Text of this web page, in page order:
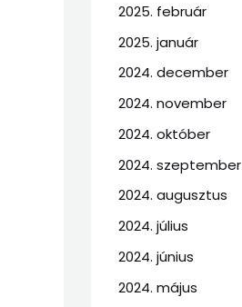
2025. február
2025. január
2024. december
2024. november
2024. október
2024. szeptember
2024. augusztus
2024. július
2024. június
2024. május